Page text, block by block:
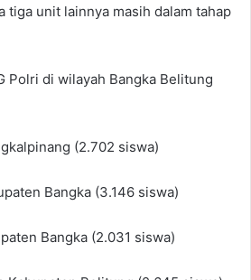
tiga unit lainnya masih dalam tahap
Polri di wilayah Bangka Belitung
(2.702 siswa)
Bangka (3.146 siswa)
Bangka (2.031 siswa)